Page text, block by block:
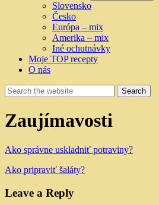
Slovensko
Česko
Európa – mix
Amerika – mix
Iné ochutnávky
Moje TOP recepty
O nás
Zaujímavosti
Ako správne uskladniť potraviny?
Ako pripraviť šaláty?
Leave a Reply